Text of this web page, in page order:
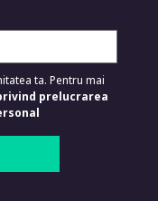
ta. Pentru mai
prelucrarea